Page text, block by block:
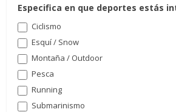
Especifica en que deportes estás
Ciclismo
Esquí / Snow
Montaña / Outdoor
Pesca
Running
Submarinismo